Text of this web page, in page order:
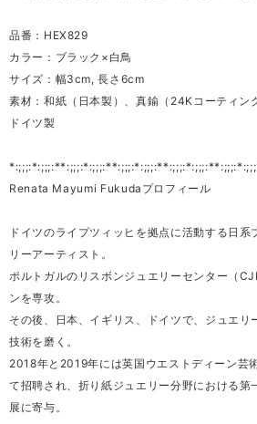
品番：HEX829
カラー：ブラック×白鳥
サイズ：幅3cm, 長さ6cm
素材：和紙（日本製）、真鍮（24Kコーティン
ドイツ製
Renata Mayumi Fukudaプロフィール
ドイツのライプツィッヒを拠点に活動する日系
リーアーティスト。
ポルトガルのリスボンジュエリーセンター（
ンを専攻。
その後、日本、イギリス、ドイツで、ジュエリ
技術を磨く。
2018年と2019年には英国ウエストディーン芸
て招聘され、折り紙ジュエリー分野における第
展に寄与。